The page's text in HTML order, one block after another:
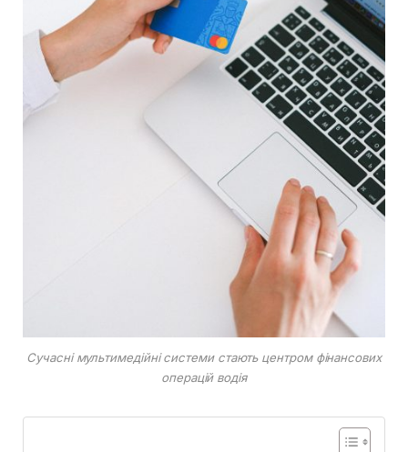
Сучасні мультимедійні системи стають центром фінансових
операцій водія